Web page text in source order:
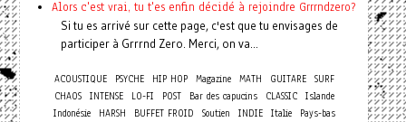
Alors c'est vrai, tu t'es enfin décidé à rejoindre Grrrndzero?
Si tu es arrivé sur cette page, c'est que tu envisages de
participer à Grrrnd Zero. Merci, on va...
ACOUSTIQUE PSYCHE HIP HOP Magazine MATH GUITARE
SURF
CHAOS
INTENSE LO-FI POST Bar des capucins CLASSIC
Islande
Indonésie
HARSH BUFFET FROID Soutien INDIE Italie
Pays-bas